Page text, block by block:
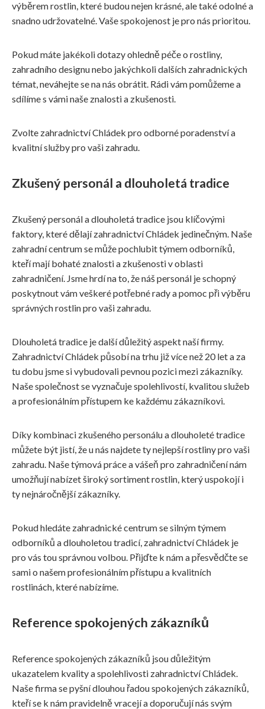
výběrem rostlin, které budou nejen krásné, ale také odolné a
snadno udržovatelné. Vaše spokojenost je pro nás prioritou.
Pokud máte jakékoli dotazy ohledně péče o rostliny,
zahradního designu nebo jakýchkoli dalších zahradnických
témat, neváhejte se na nás obrátit. Rádi vám pomůžeme a
sdílíme s vámi naše znalosti a zkušenosti.
Zvolte zahradnictví Chládek pro odborné poradenství a
kvalitní služby pro vaši zahradu.
Zkušený personál a dlouholetá tradice
Zkušený personál a dlouholetá tradice jsou klíčovými
faktory, které dělají zahradnictví Chládek jedinečným. Naše
zahradní centrum se může pochlubit týmem odborníků,
kteří mají bohaté znalosti a zkušenosti v oblasti
zahradničení. Jsme hrdí na to, že náš personál je schopný
poskytnout vám veškeré potřebné rady a pomoc při výběru
správných rostlin pro vaši zahradu.
Dlouholetá tradice je další důležitý aspekt naší firmy.
Zahradnictví Chládek působí na trhu již více než 20 let a za
tu dobu jsme si vybudovali pevnou pozici mezi zákazníky.
Naše společnost se vyznačuje spolehlivostí, kvalitou služeb
a profesionálním přístupem ke každému zákazníkovi.
Díky kombinaci zkušeného personálu a dlouholeté tradice
můžete být jistí, že u nás najdete ty nejlepší rostliny pro vaši
zahradu. Naše týmová práce a vášeň pro zahradničení nám
umožňují nabízet široký sortiment rostlin, který uspokojí i
ty nejnáročnější zákazníky.
Pokud hledáte zahradnické centrum se silným týmem
odborníků a dlouholetou tradicí, zahradnictví Chládek je
pro vás tou správnou volbou. Přijďte k nám a přesvědčte se
sami o našem profesionálním přístupu a kvalitních
rostlinách, které nabízíme.
Reference spokojených zákazníků
Reference spokojených zákazníků jsou důležitým
ukazatelem kvality a spolehlivosti zahradnictví Chládek.
Naše firma se pyšní dlouhou řadou spokojených zákazníků,
kteří se k nám pravidelně vracejí a doporučují nás svým